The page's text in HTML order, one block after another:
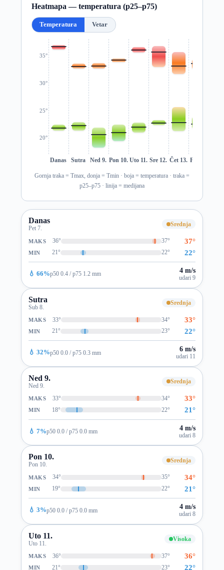
Heatmapa — temperatura (p25–p75)
Temperatura Vetar
20°
25°
30°
35°
Danas Sutra Ned 9. Pon 10. Uto 11. Sre 12. Čet 13. Pet 14.
Gornja traka = Tmax, donja = Tmin · boja = temperatura · traka =
p25–p75 · linija = medijana
Danas
Pet 7.
Srednja
MAKS 36° 37° 37°
MIN 21° 22° 22°
💧 66%p50 0.4 / p75 1.2 mm 4 m/s
udari 9
Sutra
Sub 8.
Srednja
MAKS 33° 34° 33°
MIN 21° 23° 22°
💧 32%p50 0.0 / p75 0.3 mm 6 m/s
udari 11
Ned 9.
Ned 9.
Srednja
MAKS 33° 34° 33°
MIN 18° 22° 21°
💧 7%p50 0.0 / p75 0.0 mm 4 m/s
udari 8
Pon 10.
Pon 10.
Srednja
MAKS 34° 35° 34°
MIN 19° 22° 21°
💧 3%p50 0.0 / p75 0.0 mm 4 m/s
udari 8
Uto 11.
Uto 11.
Visoka
MAKS 36° 37° 36°
MIN 21° 23° 22°